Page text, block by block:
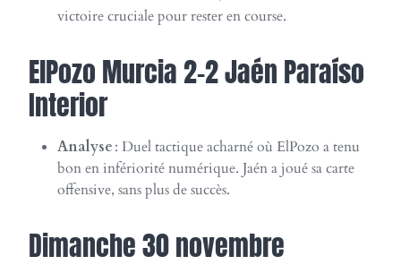
victoire cruciale pour rester en course.
ElPozo Murcia 2-2 Jaén Paraíso
Interior
Analyse: Duel tactique acharné où ElPozo a tenu
bon en infériorité numérique. Jaén a joué sa carte
offensive, sans plus de succès.
Dimanche 30 novembre